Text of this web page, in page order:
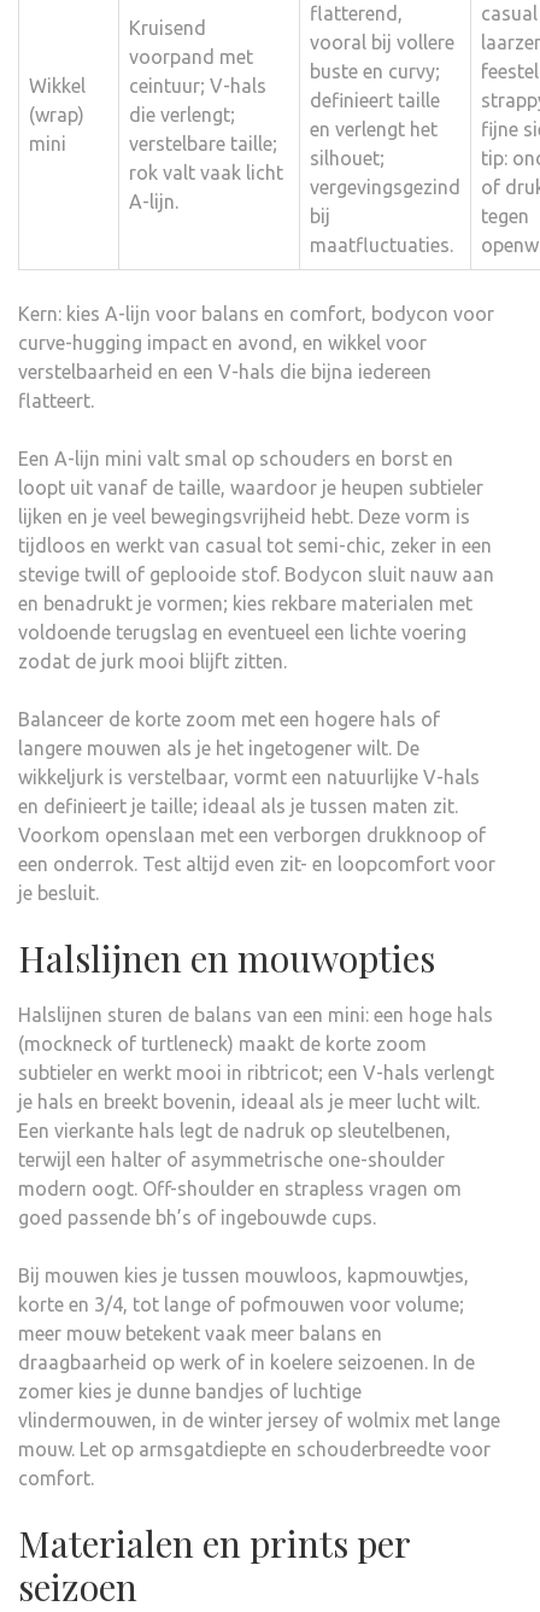
Wikkel
(wrap)
mini
Kruisend
voorpand met
ceintuur; V-hals
die verlengt;
verstelbare taille;
rok valt vaak licht
A-lijn.
flatterend,
vooral bij vollere
buste en curvy;
definieert taille
en verlengt het
silhouet;
vergevingsgezind
bij
maatfluctuaties.
fijne
tip:
of
tegen
Kern: kies A-lijn voor balans en comfort, bodycon voor
curve-hugging impact en avond, en wikkel voor
verstelbaarheid en een V-hals die bijna iedereen
flatteert.
Een A-lijn mini valt smal op schouders en borst en
loopt uit vanaf de taille, waardoor je heupen subtieler
lijken en je veel bewegingsvrijheid hebt. Deze vorm is
tijdloos en werkt van casual tot semi-chic, zeker in een
stevige twill of geplooide stof. Bodycon sluit nauw aan
en benadrukt je vormen; kies rekbare materialen met
voldoende terugslag en eventueel een lichte voering
zodat de jurk mooi blijft zitten.
Balanceer de korte zoom met een hogere hals of
langere mouwen als je het ingetogener wilt. De
wikkeljurk is verstelbaar, vormt een natuurlijke V-hals
en definieert je taille; ideaal als je tussen maten zit.
Voorkom openslaan met een verborgen drukknoop of
een onderrok. Test altijd even zit- en loopcomfort voor
je besluit.
Halslijnen en mouwopties
Halslijnen sturen de balans van een mini: een hoge hals
(mockneck of turtleneck) maakt de korte zoom
subtieler en werkt mooi in ribtricot; een V-hals verlengt
je hals en breekt bovenin, ideaal als je meer lucht wilt.
Een vierkante hals legt de nadruk op sleutelbenen,
terwijl een halter of asymmetrische one-shoulder
modern oogt. Off-shoulder en strapless vragen om
goed passende bh’s of ingebouwde cups.
Bij mouwen kies je tussen mouwloos, kapmouwtjes,
korte en 3/4, tot lange of pofmouwen voor volume;
meer mouw betekent vaak meer balans en
draagbaarheid op werk of in koelere seizoenen. In de
zomer kies je dunne bandjes of luchtige
vlindermouwen, in de winter jersey of wolmix met lange
mouw. Let op armsgatdiepte en schouderbreedte voor
comfort.
Materialen en prints per
seizoen